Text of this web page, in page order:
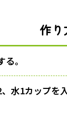
作り
る。
水1カップを